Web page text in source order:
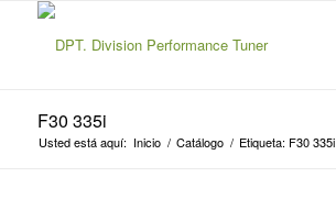
F30 335i
Usted está aquí: Inicio / Catálogo / Etiqueta: F30 335i